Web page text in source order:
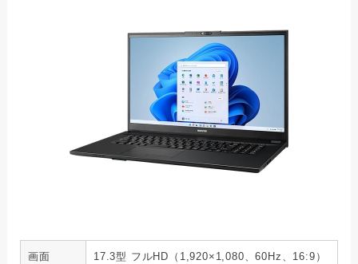
画面 17.3型 フルHD（1,920×1,080、60Hz、16:9）